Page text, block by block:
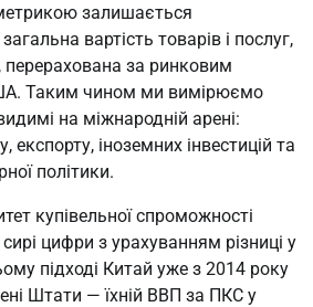
залишається
вартість товарів і послуг,
перерахована за ринковим
Таким чином ми вимірюємо
на міжнародній арені:
експорту, іноземних інвестицій та
політики.
купівельної спроможності
цифри з урахуванням різниці у
підході Китай уже з 2014 року
Штати — їхній ВВП за ПКС у